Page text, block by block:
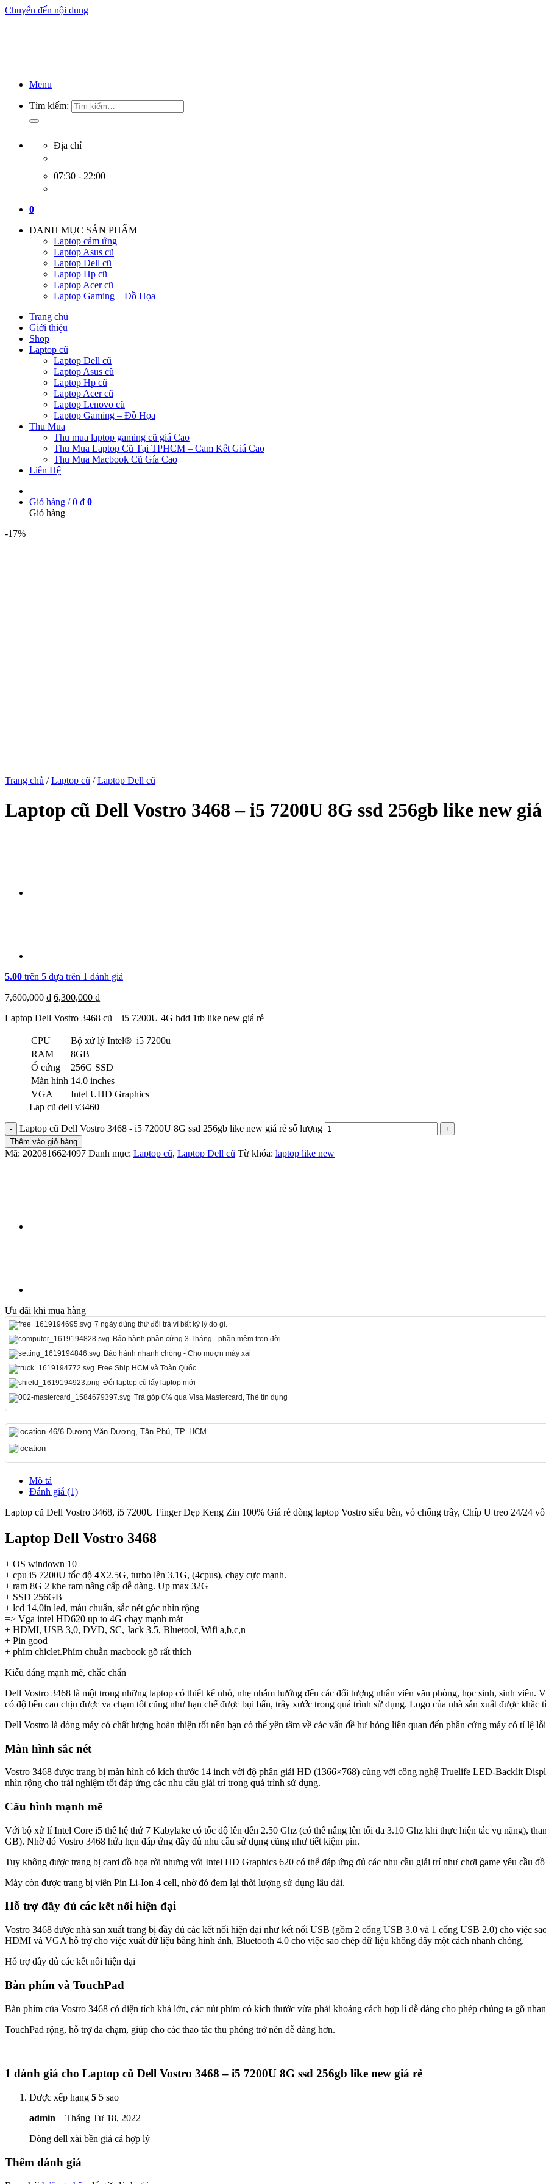
Chuyển đến nội dung
Menu
Tìm kiếm:
Địa chỉ
07:30 - 22:00
0
DANH MỤC SẢN PHẨM
Laptop cảm ứng
Laptop Asus cũ
Laptop Dell cũ
Laptop Hp cũ
Laptop Acer cũ
Laptop Gaming – Đồ Họa
Trang chủ
Giới thiệu
Shop
Laptop cũ
Laptop Dell cũ
Laptop Asus cũ
Laptop Hp cũ
Laptop Acer cũ
Laptop Lenovo cũ
Laptop Gaming – Đồ Họa
Thu Mua
Thu mua laptop gaming cũ giá Cao
Thu Mua Laptop Cũ Tại TPHCM – Cam Kết Giá Cao
Thu Mua Macbook Cũ Gía Cao
Liên Hệ
Giỏ hàng /0 ₫ 0
Giỏ hàng
-17%
Trang chủ / Laptop cũ / Laptop Dell cũ
Laptop cũ Dell Vostro 3468 – i5 7200U 8G ssd 256gb like new
5.00 trên 5 dựa trên 1 đánh giá
7,600,000₫ 6,300,000 ₫
Laptop Dell Vostro 3468 cũ – i5 7200U 4G hdd 1tb like new giá rẻ
CPU
Bộ xử lý Intel® i5 7200u
RAM
8GB
Ổ cứng
256G SSD
Màn hình 14.0 inches
VGA
Intel UHD Graphics
Lap cũ dell v3460
Laptop cũ Dell Vostro 3468 - i5 7200U 8G ssd 256gb like new giá rẻ số lượng
Thêm vào giỏ hàng
Mã: 2020816624097 Danh mục: Laptop cũ, Laptop Dell cũ Từ khóa: laptop like new
Ưu đãi khi mua hàng
7 ngày dùng thử đổi trả vì bất kỳ lý do gì.
Bảo hành phần cứng 3 Tháng - phần mềm trọn đời.
Bảo hành nhanh chóng - Cho mượn máy xài
Free Ship HCM và Toàn Quốc
Đổi laptop cũ lấy laptop mới
Trả góp 0% qua Visa Mastercard, Thẻ tín dụng
46/6 Dương Văn Dương, Tân Phú, TP. HCM
Mô tả
Đánh giá (1)
Laptop cũ Dell Vostro 3468, i5 7200U Finger Đẹp Keng Zin 100% Giá rẻ dòng laptop Vostro siêu bền, vỏ chống trầy, Chíp U treo 24/24
Laptop Dell Vostro 3468
+ OS windown 10
+ cpu i5 7200U tốc độ 4X2.5G, turbo lên 3.1G, (4cpus), chạy cực mạnh.
+ ram 8G 2 khe ram nâng cấp dễ dàng. Up max 32G
+ SSD 256GB
+ lcd 14,0in led, màu chuẩn, sắc nét góc nhìn rộng
=> Vga intel HD620 up to 4G chạy mạnh mát
+ HDMI, USB 3,0, DVD, SC, Jack 3.5, Bluetool, Wifi a,b,c,n
+ Pin good
+ phím chiclet.Phím chuẫn macbook gõ rất thích
Kiểu dáng mạnh mẽ, chắc chắn
Dell Vostro 3468 là một trong những laptop có thiết kế nhỏ, nhẹ nhằm hướng đến các đối tượng nhân viên văn phòng, học sinh, sinh viên.
có độ bền cao chịu được va chạm tốt cũng như hạn chế được bụi bẩn, trầy xước trong quá trình sử dụng. Logo của nhà sản xuất được khắc
Dell Vostro là dòng máy có chất lượng hoàn thiện tốt nên bạn có thể yên tâm về các vấn đề hư hỏng liên quan đến phần cứng máy có tỉ lệ
Màn hình sắc nét
Vostro 3468 được trang bị màn hình có kích thước 14 inch với độ phân giải HD (1366×768) cùng với công nghệ Truelife LED-Backlit
nhìn rộng cho trải nghiệm tốt đáp ứng các nhu cầu giải trí trong quá trình sử dụng.
Cấu hình mạnh mẽ
Với bộ xử lí Intel Core i5 thế hệ thứ 7 Kabylake có tốc độ lên đến 2.50 Ghz (có thể nâng lên tối đa 3.10 Ghz khi thực hiện tác vụ nặng),
GB). Nhờ đó Vostro 3468 hứa hẹn đáp ứng đầy đủ nhu cầu sử dụng cũng như tiết kiệm pin.
Tuy không được trang bị card đồ họa rời nhưng với Intel HD Graphics 620 có thể đáp ứng đủ các nhu cầu giải trí như chơi game yêu cầu
Máy còn được trang bị viên Pin Li-Ion 4 cell, nhờ đó đem lại thời lượng sử dụng lâu dài.
Hỗ trợ đầy đủ các kết nối hiện đại
Vostro 3468 được nhà sản xuất trang bị đầy đủ các kết nối hiện đại như kết nối USB (gồm 2 cổng USB 3.0 và 1 cổng USB 2.0) cho việc
HDMI và VGA hỗ trợ cho việc xuất dữ liệu bằng hình ảnh, Bluetooth 4.0 cho việc sao chép dữ liệu không dây một cách nhanh chóng.
Hỗ trợ đầy đủ các kết nối hiện đại
Bàn phím và TouchPad
Bàn phím của Vostro 3468 có diện tích khá lớn, các nút phím có kích thước vừa phải khoảng cách hợp lí dễ dàng cho phép chúng ta gõ
TouchPad rộng, hỗ trợ đa chạm, giúp cho các thao tác thu phóng trở nên dễ dàng hơn.
1 đánh giá cho Laptop cũ Dell Vostro 3468 – i5 7200U 8G ssd 256gb like new giá rẻ
Được xếp hạng 5 5 sao
admin – Tháng Tư 18, 2022
Dòng dell xài bền giá cả hợp lý
Thêm đánh giá